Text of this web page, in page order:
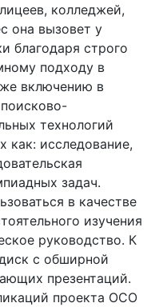
колледжей,
она вызовет у
благодаря строго
подходу в
включению в
технологий
как: исследование,
задач.
в качестве
изучения
руководство. К
с обширной
презентаций.
проекта ОСО